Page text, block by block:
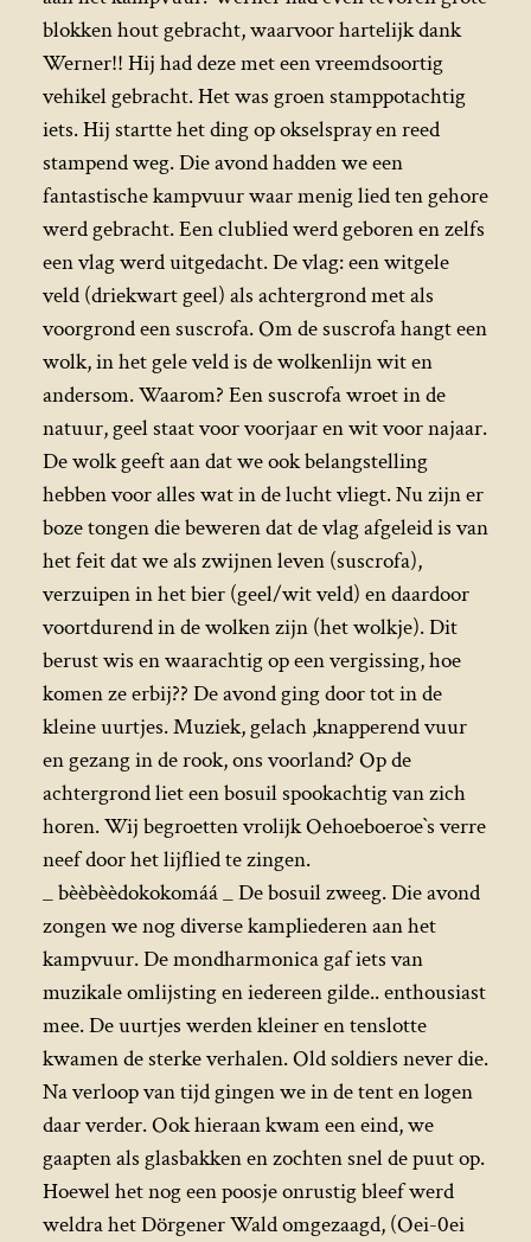
blokken hout gebracht, waarvoor hartelijk dank
Werner!! Hij had deze met een vreemdsoortig
vehikel gebracht. Het was groen stamppotachtig
iets. Hij startte het ding op okselspray en reed
stampend weg. Die avond hadden we een
fantastische kampvuur waar menig lied ten gehore
werd gebracht. Een clublied werd geboren en zelfs
een vlag werd uitgedacht. De vlag: een witgele
veld (driekwart geel) als achtergrond met als
voorgrond een suscrofa. Om de suscrofa hangt een
wolk, in het gele veld is de wolkenlijn wit en
andersom. Waarom? Een suscrofa wroet in de
natuur, geel staat voor voorjaar en wit voor najaar.
De wolk geeft aan dat we ook belangstelling
hebben voor alles wat in de lucht vliegt. Nu zijn er
boze tongen die beweren dat de vlag afgeleid is van
het feit dat we als zwijnen leven (suscrofa),
verzuipen in het bier (geel/wit veld) en daardoor
voortdurend in de wolken zijn (het wolkje). Dit
berust wis en waarachtig op een vergissing, hoe
komen ze erbij?? De avond ging door tot in de
kleine uurtjes. Muziek, gelach ,knapperend vuur
en gezang in de rook, ons voorland? Op de
achtergrond liet een bosuil spookachtig van zich
horen. Wij begroetten vrolijk Oehoeboeroe`s verre
neef door het lijflied te zingen.
_ bèèbèèdokokomáá _ De bosuil zweeg. Die avond
zongen we nog diverse kampliederen aan het
kampvuur. De mondharmonica gaf iets van
muzikale omlijsting en iedereen gilde.. enthousiast
mee. De uurtjes werden kleiner en tenslotte
kwamen de sterke verhalen. Old soldiers never die.
Na verloop van tijd gingen we in de tent en logen
daar verder. Ook hieraan kwam een eind, we
gaapten als glasbakken en zochten snel de puut op.
Hoewel het nog een poosje onrustig bleef werd
weldra het Dörgener Wald omgezaagd, (Oei-0ei